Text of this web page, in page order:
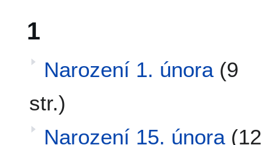
1
Narození 1. února (9
str.)
Narození 15. února (12